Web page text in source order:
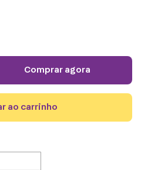
comprar agora
ao carrinho